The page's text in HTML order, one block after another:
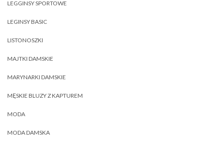
LEGGINSY SPORTOWE
LEGINSY BASIC
LISTONOSZKI
MAJTKI DAMSKIE
MARYNARKI DAMSKIE
MĘSKIE BLUZY Z KAPTUREM
MODA
MODA DAMSKA